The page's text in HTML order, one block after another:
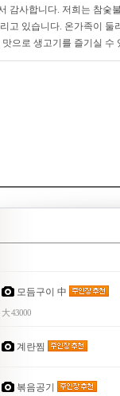
감사합니다. 저희는 참숯
고 있습니다. 온가족이
으로 생고기를 즐기실 수
모듬구이 中
大 43000
계란찜
볶음공기